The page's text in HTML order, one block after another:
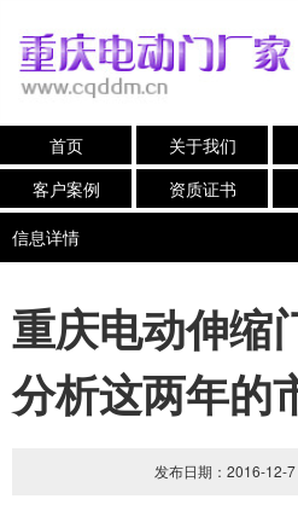
首页 关于我们
客户案例
资质证书
信息详情
重庆电动伸缩
分析这两年的
发布日期：2016-12-7